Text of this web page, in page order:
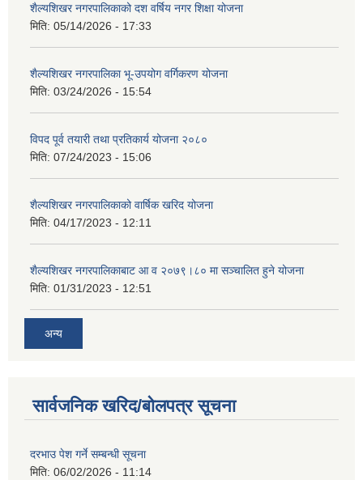
शैल्यशिखर नगरपालिकाको दश वर्षिय नगर शिक्षा योजना
मिति: 05/14/2026 - 17:33
शैल्यशिखर नगरपालिका भू-उपयोग वर्गिकरण योजना
मिति: 03/24/2026 - 15:54
विपद पूर्व तयारी तथा प्रतिकार्य योजना २०८०
मिति: 07/24/2023 - 15:06
शैल्यशिखर नगरपालिकाको वार्षिक खरिद योजना
मिति: 04/17/2023 - 12:11
शैल्यशिखर नगरपालिकाबाट आ व २०७९।८० मा सञ्चालित हुने योजना
मिति: 01/31/2023 - 12:51
अन्य
सार्वजनिक खरिद/बोलपत्र सूचना
दरभाउ पेश गर्ने सम्बन्धी सूचना
मिति: 06/02/2026 - 11:14